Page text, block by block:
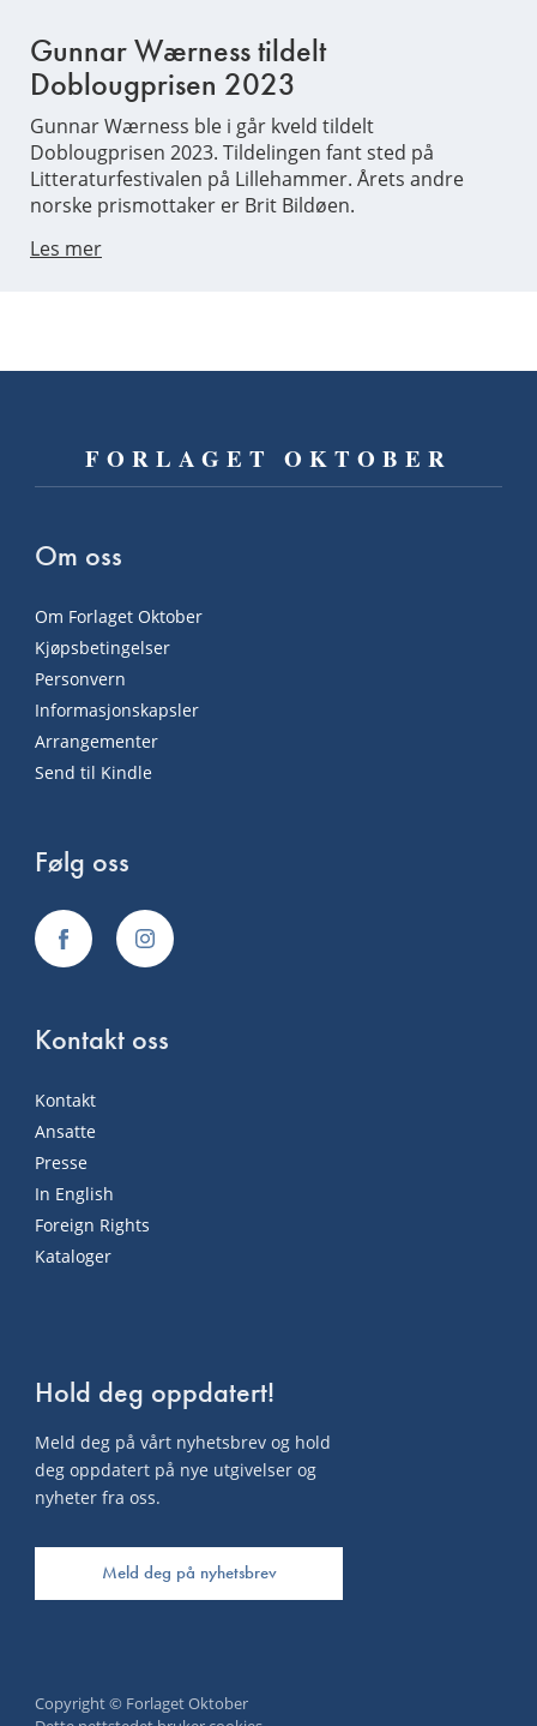
Gunnar Wærness tildelt
Doblougprisen 2023
Gunnar Wærness ble i går kveld tildelt
Doblougprisen 2023. Tildelingen fant sted på
Litteraturfestivalen på Lillehammer. Årets andre
norske prismottaker er Brit Bildøen.
Les mer
FORLAGET OKTOBER
Om oss
Om Forlaget Oktober
Kjøpsbetingelser
Personvern
Informasjonskapsler
Arrangementer
Send til Kindle
Følg oss
Kontakt oss
Kontakt
Ansatte
Presse
In English
Foreign Rights
Kataloger
Hold deg oppdatert!
Meld deg på vårt nyhetsbrev og hold
deg oppdatert på nye utgivelser og
nyheter fra oss.
Meld deg på nyhetsbrev
Copyright © Forlaget Oktober